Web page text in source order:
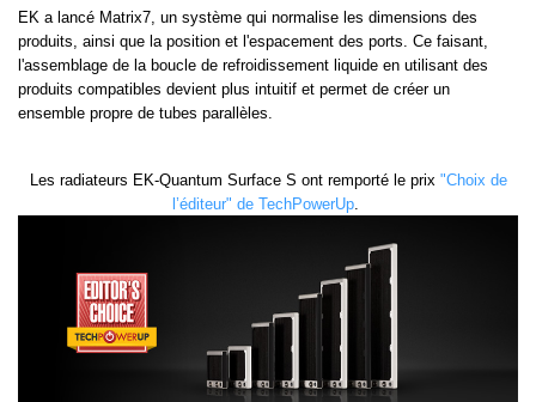
EK a lancé Matrix7, un système qui normalise les dimensions des
produits, ainsi que la position et l'espacement des ports. Ce faisant,
l'assemblage de la boucle de refroidissement liquide en utilisant des
produits compatibles devient plus intuitif et permet de créer un
ensemble propre de tubes parallèles.
Les radiateurs EK-Quantum Surface S ont remporté le prix "Choix de
l’éditeur" de TechPowerUp.